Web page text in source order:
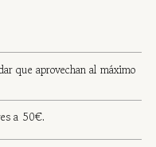
que aprovechan al máximo
a 50€.